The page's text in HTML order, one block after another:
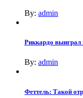
By: admin
Риккардо выиграл
By: admin
Феттель: Такой